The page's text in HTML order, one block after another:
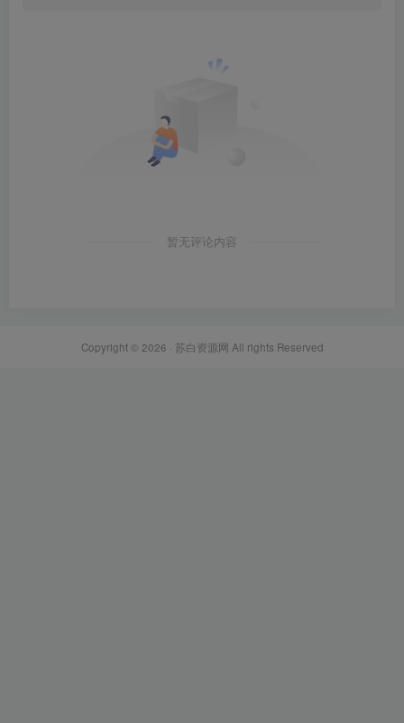
暂无评论内容
Copyright © 2026 · 苏白资源网 All rights Reserved